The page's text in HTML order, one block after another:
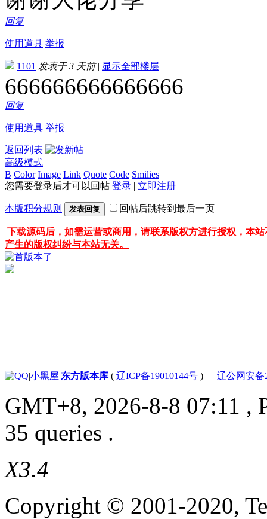
回复
使用道具 举报
1101 发表于3 天前 | 显示全部楼层
666666666666666
回复
使用道具 举报
返回列表
高级模式
B Color Image Link Quote Code Smilies
您需要登录后才可以回帖 登录 | 立即注册
本版积分规则 发表回复 回帖后跳转到最后一页
下载源码后，如需运营或商用，请联系版权方进行授权，本
产生的版权纠纷与本站无关。
|小黑屋|东方版本库 ( 辽ICP备19010144号 )| 辽公网安备
GMT+8, 2026-8-8 07:11 ,
35 queries .
X3.4
Copyright © 2001-2020,